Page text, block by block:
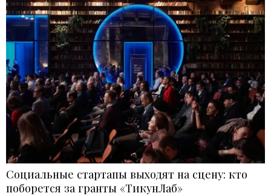
Социальные стартапы выходят на сцену: кто
поборется за гранты «ТикунЛаб»